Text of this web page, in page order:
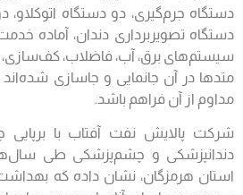
دستگاه جرم‌گیری، دو دستگاه
دستگاه تصویربرداری دندان، آماده
سیستم‌های برق، آب، فاضلاب، کف‌سازی،
متدها در آن جانمایی و جاسازی شده‌اند
مداوم از آن فراهم باشد.
شرکت پالایش نفت آفتاب با برپایی
دندانپزشکی و چشم‌پزشکی طی
استان هرمزگان، نشان داده که